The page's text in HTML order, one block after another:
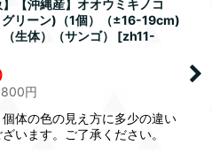
】【沖縄産】オオウミキノコ
グリーン)（1個）（±16-19cm)
生体）（サンゴ）
[zh11-
円
体の色の見え方に多少の違い
います。ご了承ください。